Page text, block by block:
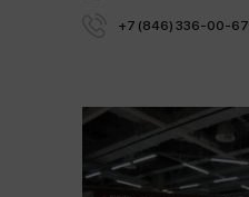
+7 (846) 336-00-67